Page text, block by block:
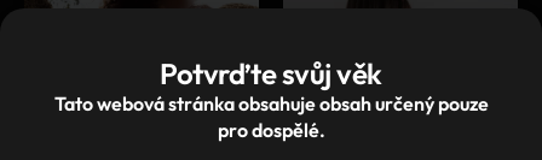
Potvrďte svůj věk
Tato webová stránka obsahuje obsah určený pouze
pro dospělé.